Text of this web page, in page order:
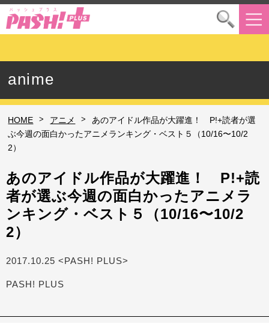
anime
HOME > アニメ >
あのアイドル作品が大躍進！ P!+読者が選
ぶ今週の面白かったアニメランキング・ベスト５（10/16〜10/2
2）
あのアイドル作品が大躍進！ P!+読
者が選ぶ今週の面白かったアニメラ
ンキング・ベスト５（10/16〜10/2
2）
2017.10.25 <PASH! PLUS>
PASH! PLUS